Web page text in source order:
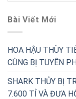
Bài Viết Mới
HOA HẬU THÙY
CÙNG BỊ TUYÊN
SHARK THỦY BỊ
7.600 TỈ VÀ ĐƯA